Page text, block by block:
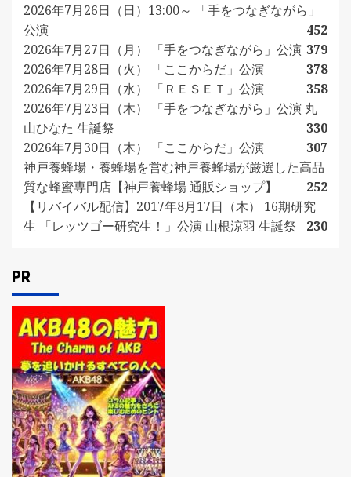
2026年7月26日（日）13:00～ 「手をつなぎながら」
公演
452
2026年7月27日（月） 「手をつなぎながら」公演 379
2026年7月28日（火） 「ここからだ」公演
378
2026年7月29日（水） 「ＲＥＳＥＴ」公演
358
2026年7月23日（木） 「手をつなぎながら」公演 丸
山ひなた 生誕祭
330
2026年7月30日（木） 「ここからだ」公演
307
神戸養蜂場・養蜂場を営む神戸養蜂場が厳選した高品
質な蜂蜜専門店【神戸養蜂場 通販ショップ】
252
【リバイバル配信】2017年8月17日（木） 16期研究
生 「レッツゴー研究生！」公演 山根涼羽 生誕祭
230
PR